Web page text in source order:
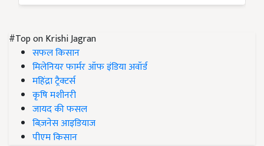
#Top on Krishi Jagran
सफल किसान
मिलेनियर फार्मर ऑफ इंडिया अवॉर्ड
महिंद्रा ट्रैक्टर्स
कृषि मशीनरी
जायद की फसल
बिज़नेस आइडियाज
पीएम किसान